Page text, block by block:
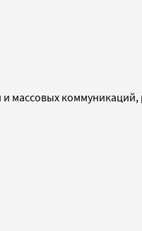
массовых